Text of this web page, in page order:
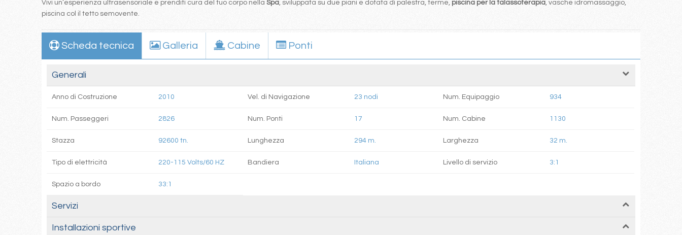
Vivi un’esperienza ultrasensoriale e prenditi cura del tuo corpo nella Spa, sviluppata su due piani e dotata di palestra, terme, piscina per la talassoterapia, vasche idromassaggio,
piscina col il tetto semovente.
Scheda tecnica Galleria Cabine Ponti
Generali
Anno di Costruzione 2010 Vel. di Navigazione 23 nodi Num. Equipaggio 934
Num. Passeggeri 2826 Num. Ponti 17 Num. Cabine 1130
Stazza 92600 tn. Lunghezza 294 m. Larghezza 32 m.
Tipo di elettricità 220-115 Volts/60 HZ Bandiera Italiana Livello di servizio 3:1
Spazio a bordo 33:1
Servizi
Installazioni sportive